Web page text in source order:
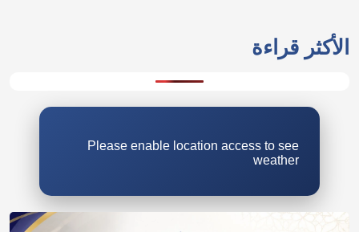
الأكثر قراءة
Please enable location access to see
weather